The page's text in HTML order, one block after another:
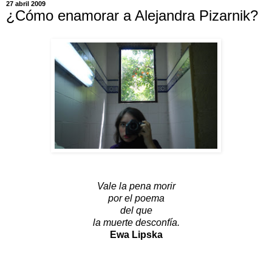
27 abril 2009
¿Cómo enamorar a Alejandra Pizarnik?
Vale la pena morir
por el poema
del que
la muerte desconfía.
Ewa Lipska